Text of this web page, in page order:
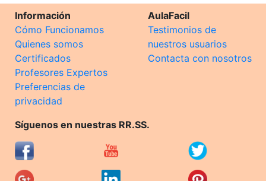
Información
Cómo Funcionamos
Quienes somos
Certificados
Profesores Expertos
Preferencias de
privacidad
AulaFacil
Testimonios de
nuestros usuarios
Contacta con nosotros
Síguenos en nuestras RR.SS.